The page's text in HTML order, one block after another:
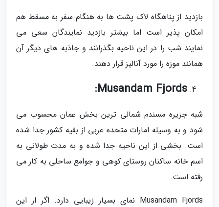
بازدید از پناهگاه لاک پشت ها به هنگام سفر به مسقط هم
امکان پذیر است اما بیشتر بازدید نمایندگان سعی می
نمایند شب را در این ناحیه بگذرانند و جاذبه های دیگر آن
همانند موزه را مورد آنالیز قرار دهند.
Musandam Fjords:
شبه جزیره مسندم شمالی ترین بخش عمان محسوب می
شود و به وسیله امارات متحده عربی از بقیه کشور جدا شده
است. بخشی از این ناحیه جدا شده و به مدت طولانی به
اسم خانه ساکنان روستای کوهی و جوامع ساحلی به کار می
رفته است.
Musandam Fjords نمای بسیار زیبایی دارد. اگر از این